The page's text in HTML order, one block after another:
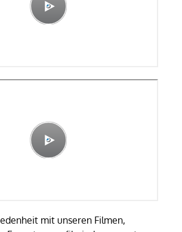
mit unseren Filmen,